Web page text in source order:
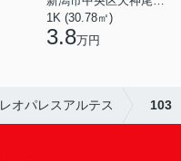
1K (30.78㎡)
3.8万円
レオパレスアルテス 103